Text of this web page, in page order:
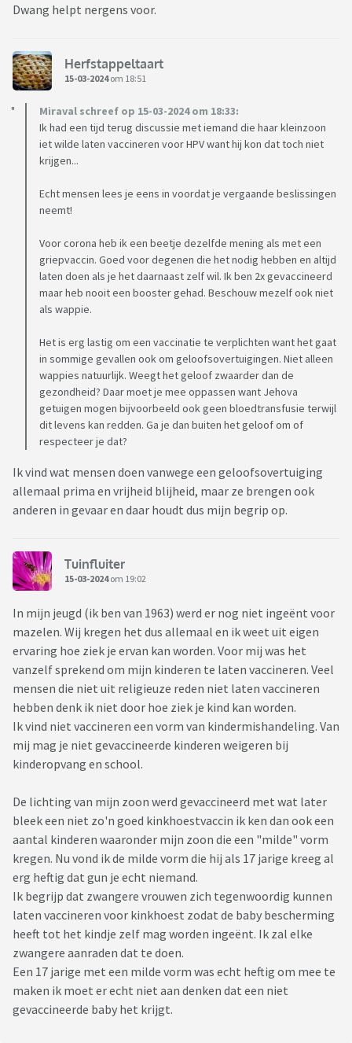
Dwang helpt nergens voor.
Herfstappeltaart
15-03-2024om 18:51
Miraval schreef op 15-03-2024 om 18:33:
Ik had een tijd terug discussie met iemand die haar kleinzoon
iet wilde laten vaccineren voor HPV want hij kon dat toch niet
krijgen...
Echt mensen lees je eens in voordat je vergaande beslissingen
neemt!
Voor corona heb ik een beetje dezelfde mening als met een
griepvaccin. Goed voor degenen die het nodig hebben en altijd
laten doen als je het daarnaast zelf wil. Ik ben 2x gevaccineerd
maar heb nooit een booster gehad. Beschouw mezelf ook niet
als wappie.
Het is erg lastig om een vaccinatie te verplichten want het gaat
in sommige gevallen ook om geloofsovertuigingen. Niet alleen
wappies natuurlijk. Weegt het geloof zwaarder dan de
gezondheid? Daar moet je mee oppassen want Jehova
getuigen mogen bijvoorbeeld ook geen bloedtransfusie terwijl
dit levens kan redden. Ga je dan buiten het geloof om of
respecteer je dat?
Ik vind wat mensen doen vanwege een geloofsovertuiging
allemaal prima en vrijheid blijheid, maar ze brengen ook
anderen in gevaar en daar houdt dus mijn begrip op.
Tuinfluiter
15-03-2024om 19:02
In mijn jeugd (ik ben van 1963) werd er nog niet ingeënt voor
mazelen. Wij kregen het dus allemaal en ik weet uit eigen
ervaring hoe ziek je ervan kan worden. Voor mij was het
vanzelf sprekend om mijn kinderen te laten vaccineren. Veel
mensen die niet uit religieuze reden niet laten vaccineren
hebben denk ik niet door hoe ziek je kind kan worden.
Ik vind niet vaccineren een vorm van kindermishandeling. Van
mij mag je niet gevaccineerde kinderen weigeren bij
kinderopvang en school.
De lichting van mijn zoon werd gevaccineerd met wat later
bleek een niet zo'n goed kinkhoestvaccin ik ken dan ook een
aantal kinderen waaronder mijn zoon die een "milde" vorm
kregen. Nu vond ik de milde vorm die hij als 17 jarige kreeg al
erg heftig dat gun je echt niemand.
Ik begrijp dat zwangere vrouwen zich tegenwoordig kunnen
laten vaccineren voor kinkhoest zodat de baby bescherming
heeft tot het kindje zelf mag worden ingeënt. Ik zal elke
zwangere aanraden dat te doen.
Een 17 jarige met een milde vorm was echt heftig om mee te
maken ik moet er echt niet aan denken dat een niet
gevaccineerde baby het krijgt.